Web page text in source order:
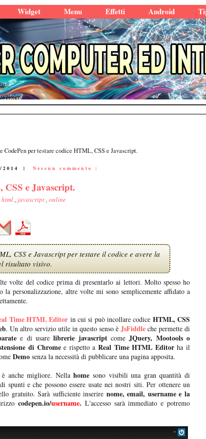
Widget Menu Effetti Android
CodePen per testare codice HTML, CSS e Javascript.
| Nessun commento :
CSS e Javascript.
html, javascript, online
CSS e Javascript per testare il codice e avere la
risultato visivo.
volte del codice prima di presentarlo ai lettori. Molto spesso ho
personalizzazione, altre volte mi sono semplicemente affidato a
Time HTML Editor in cui si può incollare codice HTML, CSS
. Un altro servizio utile in questo senso è JsFiddle che permette di
e di usarelibrerie javascriptcomeJQuery, Mootools o
di Chromee rispetto a Real Time HTML Editorha il
Demo senza la necessità di pubblicare una pagina apposita.
anche migliore. Nellahome sono visibili una gran quantità di
spunti e che possono essere usate nei nostri siti. Per ottenere un
gratuito. Sarà sufficiente inserire nome, email, username e la
codepen.io/username. L'accesso sarà immediato e potremo